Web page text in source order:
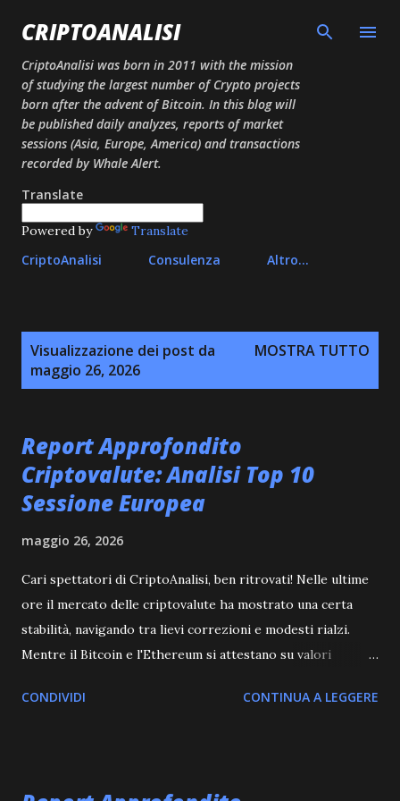
Passa ai contenuti principali
CRIPTOANALISI
CriptoAnalisi was born in 2011 with the mission
of studying the largest number of Crypto projects
born after the advent of Bitcoin. In this blog will
be published daily analyzes, reports of market
sessions (Asia, Europe, America) and transactions
recorded by Whale Alert.
Translate
Powered by Translate
CriptoAnalisi Consulenza Altro…
Visualizzazione dei post da
maggio 26, 2026
MOSTRA TUTTO
Report Approfondito
Criptovalute: Analisi Top 10
Sessione Europea
maggio 26, 2026
Cari spettatori di CriptoAnalisi, ben ritrovati! Nelle ultime
ore il mercato delle criptovalute ha mostrato una certa
stabilità, navigando tra lievi correzioni e modesti rialzi.
Mentre il Bitcoin e l'Ethereum si attestano su valori
a una dinamica interessante in alcune altcoin, con Worldcoin
CONDIVIDI CONTINUA A LEGGERE